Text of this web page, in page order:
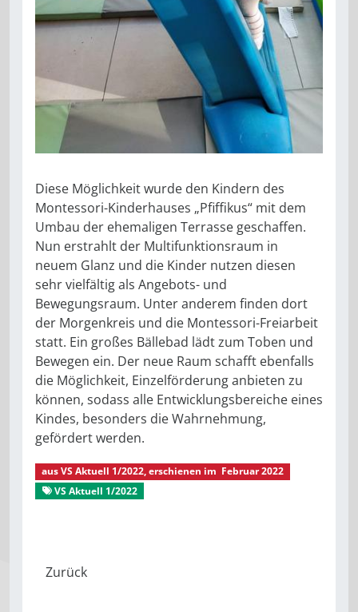
Diese Möglichkeit wurde den Kindern des
Montessori-Kinderhauses „Pfiffikus“ mit dem
Umbau der ehemaligen Terrasse geschaffen.
Nun erstrahlt der Multifunktionsraum in
neuem Glanz und die Kinder nutzen diesen
sehr vielfältig als Angebots- und
Bewegungsraum. Unter anderem finden dort
der Morgenkreis und die Montessori-Freiarbeit
statt. Ein großes Bällebad lädt zum Toben und
Bewegen ein. Der neue Raum schafft ebenfalls
die Möglichkeit, Einzelförderung anbieten zu
können, sodass alle Entwicklungsbereiche eines
Kindes, besonders die Wahrnehmung,
gefördert werden.
ausVS Aktuell 1/2022, erschienen im Februar 2022
VS Aktuell 1/2022